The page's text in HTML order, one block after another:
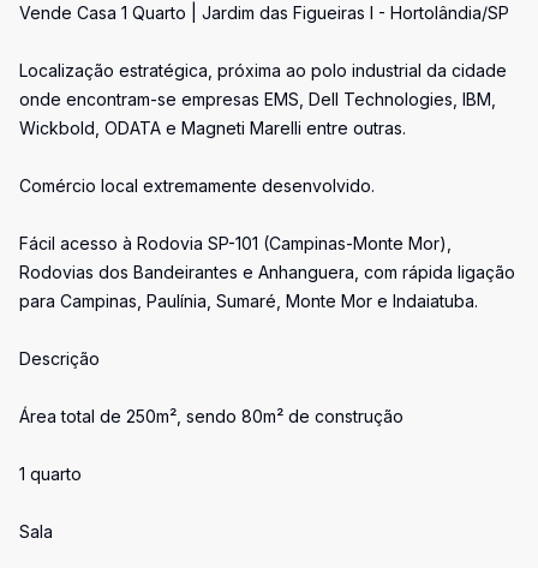
Vende Casa 1 Quarto | Jardim das Figueiras I - Hortolândia/SP
Localização estratégica, próxima ao polo industrial da cidade
onde encontram-se empresas EMS, Dell Technologies, IBM,
Wickbold, ODATA e Magneti Marelli entre outras.
Comércio local extremamente desenvolvido.
Fácil acesso à Rodovia SP-101 (Campinas-Monte Mor),
Rodovias dos Bandeirantes e Anhanguera, com rápida ligação
para Campinas, Paulínia, Sumaré, Monte Mor e Indaiatuba.
Descrição
Área total de 250m², sendo 80m² de construção
1 quarto
Sala